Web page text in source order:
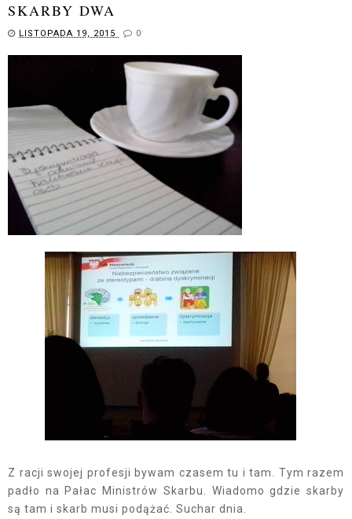
SKARBY DWA
LISTOPADA 19, 2015 0
Z racji swojej profesji bywam czasem tu i tam. Tym razem
padło na Pałac Ministrów Skarbu. Wiadomo gdzie skarby
są tam i skarb musi podążać. Suchar dnia.